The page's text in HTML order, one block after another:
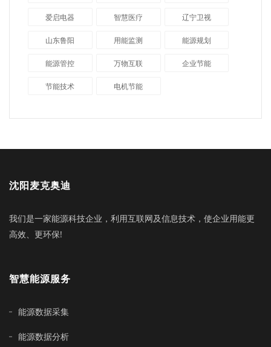
爱启电器 智慧医疗 辽宁卫视
山东鲁阳 用能监测 能源规划
能源管控 万物互联 企业节能
节能技术 电机节能
沈阳麦克奥迪
我们是一家能源科技企业，利用互联网及信息技术，使企业用能更
高效、更环保!
智慧能源服务
能源数据采集
能源数据分析